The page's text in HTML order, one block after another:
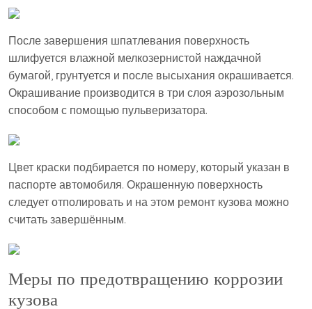
После завершения шпатлевания поверхность
шлифуется влажной мелкозернистой наждачной
бумагой, грунтуется и после высыхания окрашивается.
Окрашивание производится в три слоя аэрозольным
способом с помощью пульверизатора.
Цвет краски подбирается по номеру, который указан в
паспорте автомобиля. Окрашенную поверхность
следует отполировать и на этом ремонт кузова можно
считать завершённым.
Меры по предотвращению коррозии
кузова